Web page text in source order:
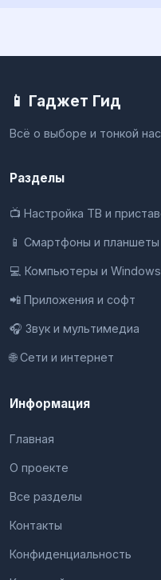
📱 Гаджет Гид
Всё о выборе и тонкой
Разделы
📺 Настройка ТВ и
📱 Смартфоны и планшеты
💻 Компьютеры и Windows
📲 Приложения и софт
🎧 Звук и мультимедиа
🌐 Сети и интернет
Информация
Главная
О проекте
Все разделы
Контакты
Конфиденциальность